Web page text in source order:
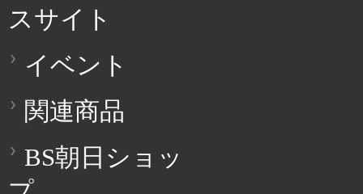
スサイト
イベント
関連商品
BS朝日ショッ